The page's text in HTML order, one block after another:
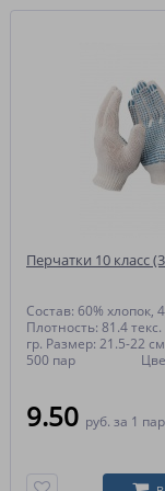
Перчатки 10 класс
Состав: 60% хлопок,
Плотность: 81.4
гр. Размер: 21.5-22
500 пар Цвет:
9.50 руб. за 1